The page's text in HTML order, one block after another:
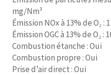
mg/Nm³
Émission NOx à 13% de O₂ :
Émission OGC à 13% de O₂ :
Combustion étanche : Oui
Combustion propre : Oui
Prise d’air direct : Oui